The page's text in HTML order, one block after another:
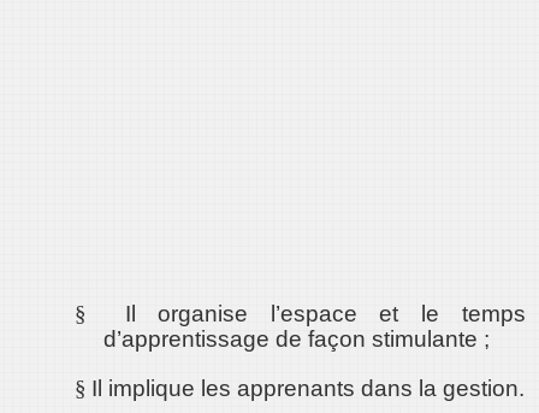
§
Il organise l’espace et le temps
d’apprentissage de façon stimulante ;
§ Il implique les apprenants dans la gestion.